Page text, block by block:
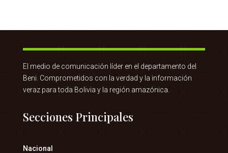
El medio de comunicación líder en el departamento del
Beni. Comprometidos con la verdad y la información
veraz para toda Bolivia y la región amazónica.
Secciones Principales
Nacional